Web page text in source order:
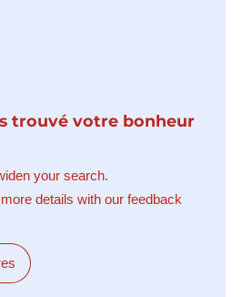
trouvé votre bonheur
your search.
details with our feedback